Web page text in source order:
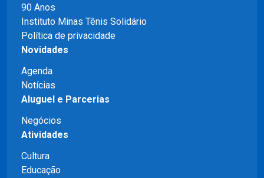
90 Anos
Instituto Minas Tênis Solidário
Política de privacidade
Novidades
Agenda
Notícias
Aluguel e Parcerias
Negócios
Atividades
Cultura
Educação